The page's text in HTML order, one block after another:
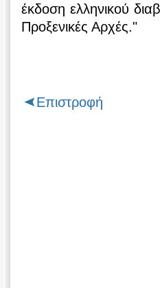
έκδοση ελληνικού
Προξενικές Αρχές."
Επιστροφή